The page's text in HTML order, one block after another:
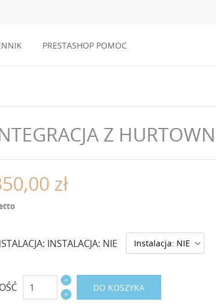
PRESTASHOP POMOC
Z
zł
INSTALACJA: NIE
DO KOSZYKA